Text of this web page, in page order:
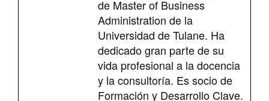
de Master of Business
Administration de la
Universidad de Tulane. Ha
dedicado gran parte de su
vida profesional a la docencia
y la consultoría. Es socio de
Formación y Desarrollo Clave.